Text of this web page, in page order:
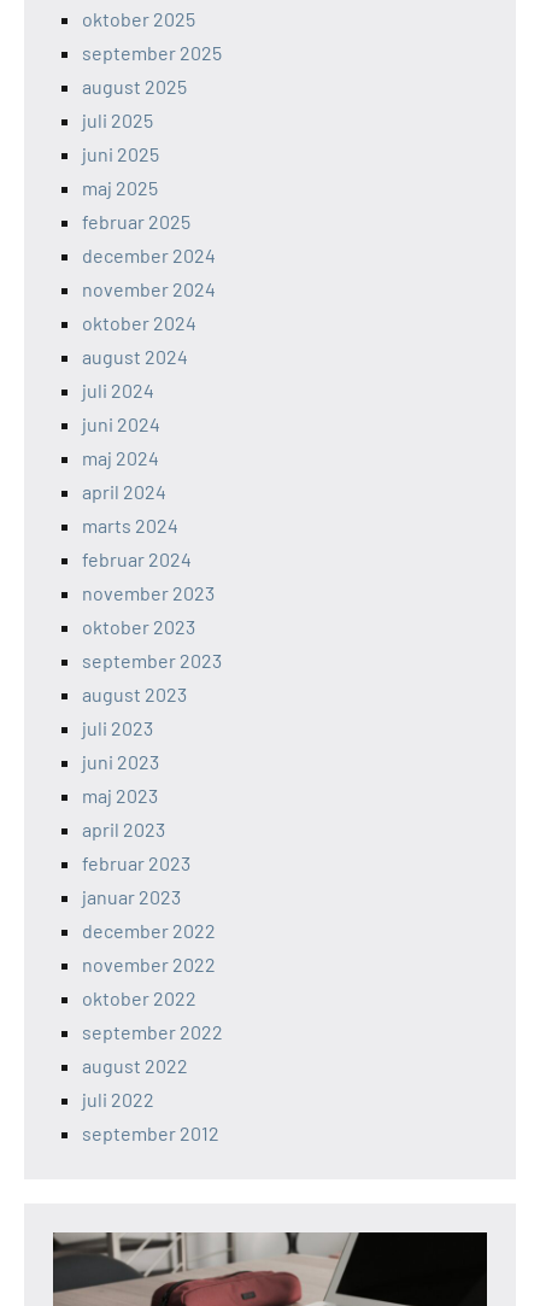
oktober 2025
september 2025
august 2025
juli 2025
juni 2025
maj 2025
februar 2025
december 2024
november 2024
oktober 2024
august 2024
juli 2024
juni 2024
maj 2024
april 2024
marts 2024
februar 2024
november 2023
oktober 2023
september 2023
august 2023
juli 2023
juni 2023
maj 2023
april 2023
februar 2023
januar 2023
december 2022
november 2022
oktober 2022
september 2022
august 2022
juli 2022
september 2012